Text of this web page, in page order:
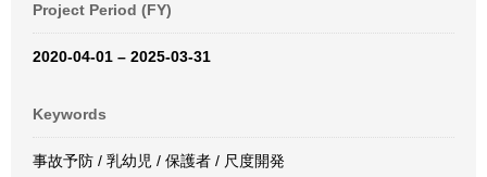
Project Period (FY)
2020-04-01 – 2025-03-31
Keywords
事故予防 / 乳幼児 / 保護者 / 尺度開発